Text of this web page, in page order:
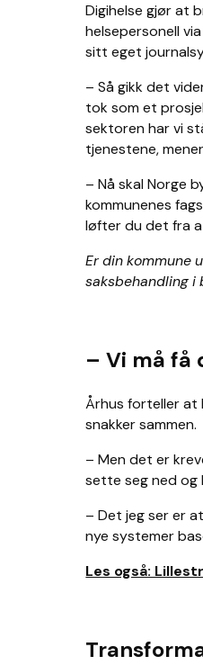
Digihelse gjør at
helsepersonell
sitt eget
– Så gikk det
tok som et
sektoren har vi
tjenestene,
– Nå skal Norge
kommunenes
løfter du det fra
Er din kommune
saksbehandling i
– Vi må få
Århus forteller at
snakker sammen.
– Men det er
sette seg ned og
– Det jeg ser er
nye systemer
Les også: